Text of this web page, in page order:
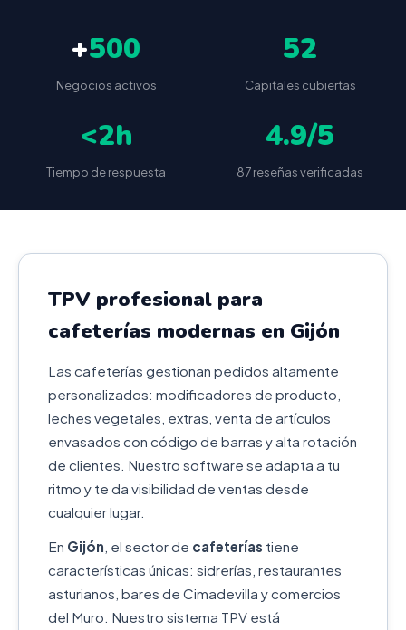
+500
Negocios activos
52
Capitales cubiertas
<2h
Tiempo de respuesta
4.9/5
87 reseñas verificadas
TPV profesional para
cafeterías modernas en Gijón
Las cafeterías gestionan pedidos altamente
personalizados: modificadores de producto,
leches vegetales, extras, venta de artículos
envasados con código de barras y alta rotación
de clientes. Nuestro software se adapta a tu
ritmo y te da visibilidad de ventas desde
cualquier lugar.
En Gijón , el sector de cafeterías tiene
características únicas: sidrerías, restaurantes
asturianos, bares de Cimadevilla y comercios
del Muro. Nuestro sistema TPV está